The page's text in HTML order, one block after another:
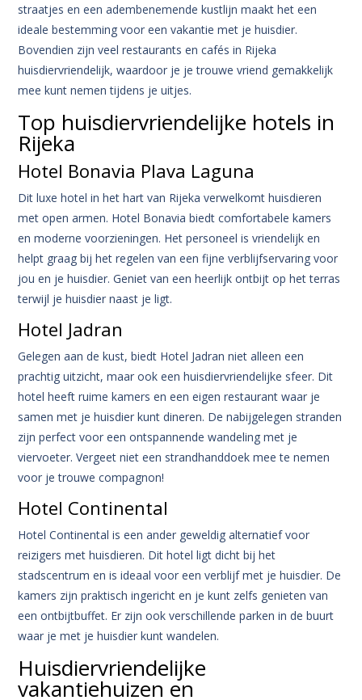
straatjes en een adembenemende kustlijn maakt het een
ideale bestemming voor een vakantie met je huisdier.
Bovendien zijn veel restaurants en cafés in Rijeka
huisdiervriendelijk, waardoor je je trouwe vriend gemakkelijk
mee kunt nemen tijdens je uitjes.
Top huisdiervriendelijke hotels in
Rijeka
Hotel Bonavia Plava Laguna
Dit luxe hotel in het hart van Rijeka verwelkomt huisdieren
met open armen. Hotel Bonavia biedt comfortabele kamers
en moderne voorzieningen. Het personeel is vriendelijk en
helpt graag bij het regelen van een fijne verblijfservaring voor
jou en je huisdier. Geniet van een heerlijk ontbijt op het terras
terwijl je huisdier naast je ligt.
Hotel Jadran
Gelegen aan de kust, biedt Hotel Jadran niet alleen een
prachtig uitzicht, maar ook een huisdiervriendelijke sfeer. Dit
hotel heeft ruime kamers en een eigen restaurant waar je
samen met je huisdier kunt dineren. De nabijgelegen stranden
zijn perfect voor een ontspannende wandeling met je
viervoeter. Vergeet niet een strandhanddoek mee te nemen
voor je trouwe compagnon!
Hotel Continental
Hotel Continental is een ander geweldig alternatief voor
reizigers met huisdieren. Dit hotel ligt dicht bij het
stadscentrum en is ideaal voor een verblijf met je huisdier. De
kamers zijn praktisch ingericht en je kunt zelfs genieten van
een ontbijtbuffet. Er zijn ook verschillende parken in de buurt
waar je met je huisdier kunt wandelen.
Huisdiervriendelijke
vakantiehuizen en